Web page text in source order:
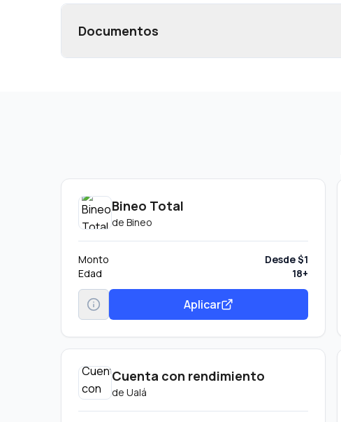
Documentos
Bineo Total
de Bineo
Monto
Desde $1
Edad
18+
Aplicar
Cuenta con rendimiento
de Ualá